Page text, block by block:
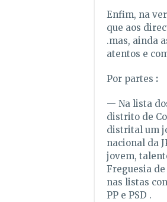
Enfim, na
que aos
.mas, ainda
atentos e
Por partes :
— Na lista
distrito de
distrital um
nacional da
jovem,
Freguesia
nas listas
PP e PSD .